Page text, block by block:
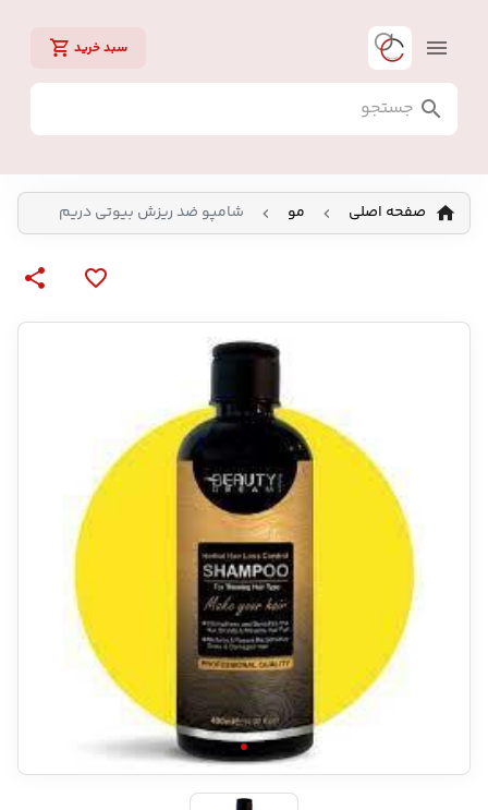
سبد خرید
صفحه اصلی مو شامپو ضد ریزش بیوتی دریم